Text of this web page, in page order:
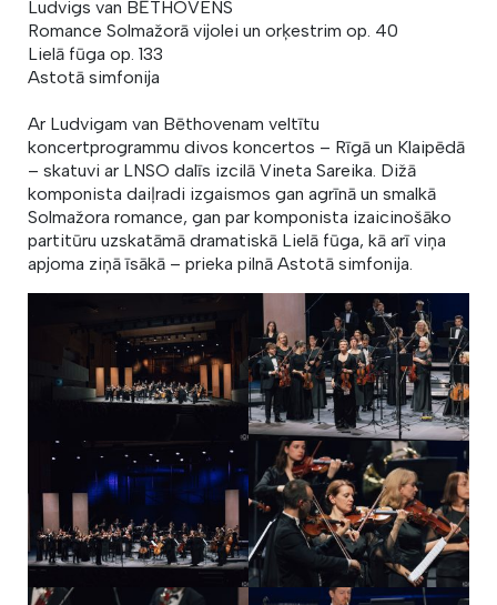
Ludvigs van BĒTHOVENS
Romance Solmažorā vijolei un orķestrim op. 40
Lielā fūga op. 133
Astotā simfonija
Ar Ludvigam van Bēthovenam veltītu
koncertprogrammu divos koncertos – Rīgā un Klaipēdā
– skatuvi ar LNSO dalīs izcilā Vineta Sareika. Dižā
komponista daiļradi izgaismos gan agrīnā un smalkā
Solmažora romance, gan par komponista izaicinošāko
partitūru uzskatāmā dramatiskā Lielā fūga, kā arī viņa
apjoma ziņā īsākā – prieka pilnā Astotā simfonija.